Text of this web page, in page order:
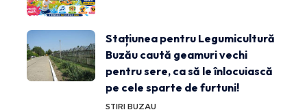
Stațiunea pentru Legumicultură
Buzău caută geamuri vechi
pentru sere, ca să le înlocuiască
pe cele sparte de furtuni!
STIRI BUZAU